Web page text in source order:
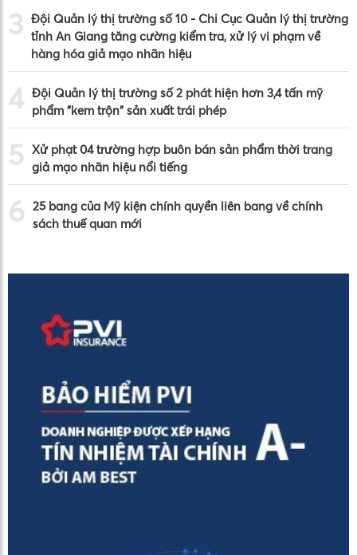
3 Đội Quản lý thị trường số 10 - Chi Cục Quản lý thị trường
tỉnh An Giang tăng cường kiểm tra, xử lý vi phạm về
hàng hóa giả mạo nhãn hiệu
4 Đội Quản lý thị trường số 2 phát hiện hơn 3,4 tấn mỹ
phẩm "kem trộn" sản xuất trái phép
5 Xử phạt 04 trường hợp buôn bán sản phẩm thời trang
giả mạo nhãn hiệu nổi tiếng
6 25 bang của Mỹ kiện chính quyền liên bang về chính
sách thuế quan mới